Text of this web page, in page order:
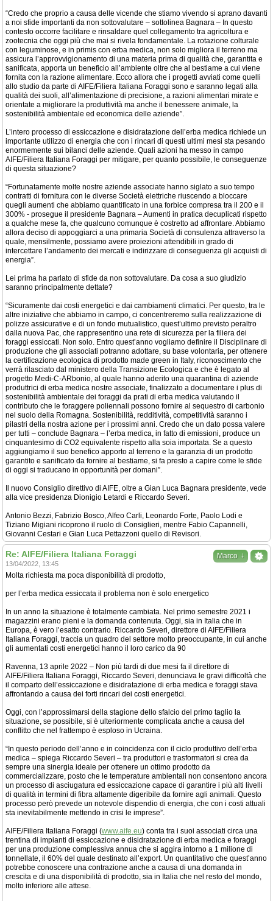
“Credo che proprio a causa delle vicende che stiamo vivendo si aprano davanti
a noi sfide importanti da non sottovalutare – sottolinea Bagnara – In questo
contesto occorre facilitare e rinsaldare quel collegamento tra agricoltura e
zootecnia che oggi più che mai si rivela fondamentale. La rotazione colturale
con leguminose, e in primis con erba medica, non solo migliora il terreno ma
assicura l’approvvigionamento di una materia prima di qualità che, garantita e
sanificata, apporta un beneficio all’ambiente oltre che al bestiame a cui viene
fornita con la razione alimentare. Ecco allora che i progetti avviati come quelli
allo studio da parte di AIFE/Filiera Italiana Foraggi sono e saranno legati alla
qualità dei suoli, all’alimentazione di precisione, a razioni alimentari mirate e
orientate a migliorare la produttività ma anche il benessere animale, la
sostenibilità ambientale ed economica delle aziende”.
L’intero processo di essiccazione e disidratazione dell’erba medica richiede un
importante utilizzo di energia che con i rincari di questi ultimi mesi sta pesando
enormemente sui bilanci delle aziende. Quali azioni ha messo in campo
AIFE/Filiera Italiana Foraggi per mitigare, per quanto possibile, le conseguenze
di questa situazione?
“Fortunatamente molte nostre aziende associate hanno siglato a suo tempo
contratti di fornitura con le diverse Società elettriche riuscendo a bloccare
quegli aumenti che abbiamo quantificato in una forbice compresa tra il 200 e il
300% - prosegue il presidente Bagnara – Aumenti in pratica decuplicati rispetto
a qualche mese fa, che qualcuno comunque è costretto ad affrontare. Abbiamo
allora deciso di appoggiarci a una primaria Società di consulenza attraverso la
quale, mensilmente, possiamo avere proiezioni attendibili in grado di
intercettare l’andamento dei mercati e indirizzare di conseguenza gli acquisti di
energia”.
Lei prima ha parlato di sfide da non sottovalutare. Da cosa a suo giudizio
saranno principalmente dettate?
“Sicuramente dai costi energetici e dai cambiamenti climatici. Per questo, tra le
altre iniziative che abbiamo in campo, ci concentreremo sulla realizzazione di
polizze assicurative e di un fondo mutualistico, quest’ultimo previsto peraltro
dalla nuova Pac, che rappresentino una rete di sicurezza per la filiera dei
foraggi essiccati. Non solo. Entro quest’anno vogliamo definire il Disciplinare di
produzione che gli associati potranno adottare, su base volontaria, per ottenere
la certificazione ecologica di prodotto made green in Italy, riconoscimento che
verrà rilasciato dal ministero della Transizione Ecologica e che è legato al
progetto Medi-C-ARbonio, al quale hanno aderito una quarantina di aziende
produttrici di erba medica nostre associate, finalizzato a documentare i plus di
sostenibilità ambientale dei foraggi da prati di erba medica valutando il
contributo che le foraggere poliennali possono fornire al sequestro di carbonio
nel suolo della Romagna. Sostenibilità, redditività, competitività saranno i
pilastri della nostra azione per i prossimi anni. Credo che un dato possa valere
per tutti – conclude Bagnara – l’erba medica, in fatto di emissioni, produce un
cinquantesimo di CO2 equivalente rispetto alla soia importata. Se a questo
aggiungiamo il suo benefico apporto al terreno e la garanzia di un prodotto
garantito e sanificato da fornire al bestiame, si fa presto a capire come le sfide
di oggi si traducano in opportunità per domani”.
Il nuovo Consiglio direttivo di AIFE, oltre a Gian Luca Bagnara presidente, vede
alla vice presidenza Dionigio Letardi e Riccardo Severi.
Antonio Bezzi, Fabrizio Bosco, Alfeo Carli, Leonardo Forte, Paolo Lodi e
Tiziano Migiani ricoprono il ruolo di Consiglieri, mentre Fabio Capannelli,
Giovanni Cestari e Gian Luca Pettazzoni quello di Revisori.
Marco ↓
Re: AIFE/Filiera Italiana Foraggi
13/04/2022, 13:45
Molta richiesta ma poca disponibilità di prodotto,
per l’erba medica essiccata il problema non è solo energetico
In un anno la situazione è totalmente cambiata. Nel primo semestre 2021 i
magazzini erano pieni e la domanda contenuta. Oggi, sia in Italia che in
Europa, è vero l’esatto contrario. Riccardo Severi, direttore di AIFE/Filiera
Italiana Foraggi, traccia un quadro del settore molto preoccupante, in cui anche
gli aumentati costi energetici hanno il loro carico da 90
Ravenna, 13 aprile 2022 – Non più tardi di due mesi fa il direttore di
AIFE/Filiera Italiana Foraggi, Riccardo Severi, denunciava le gravi difficoltà che
il comparto dell’essiccazione e disidratazione di erba medica e foraggi stava
affrontando a causa dei forti rincari dei costi energetici.
Oggi, con l’approssimarsi della stagione dello sfalcio del primo taglio la
situazione, se possibile, si è ulteriormente complicata anche a causa del
conflitto che nel frattempo è esploso in Ucraina.
“In questo periodo dell’anno e in coincidenza con il ciclo produttivo dell’erba
medica – spiega Riccardo Severi – tra produttori e trasformatori si crea da
sempre una sinergia ideale per ottenere un ottimo prodotto da
commercializzare, posto che le temperature ambientali non consentono ancora
un processo di asciugatura ed essiccazione capace di garantire i più alti livelli
di qualità in termini di fibra altamente digeribile da fornire agli animali. Questo
processo però prevede un notevole dispendio di energia, che con i costi attuali
sta inevitabilmente mettendo in crisi le imprese”.
AIFE/Filiera Italiana Foraggi (www.aife.eu) conta tra i suoi associati circa una
trentina di impianti di essiccazione e disidratazione di erba medica e foraggi
per una produzione complessiva annua che si aggira intorno a 1 milione di
tonnellate, il 60% del quale destinato all’export. Un quantitativo che quest’anno
potrebbe conoscere una contrazione anche a causa di una domanda in
crescita e di una disponibilità di prodotto, sia in Italia che nel resto del mondo,
molto inferiore alle attese.